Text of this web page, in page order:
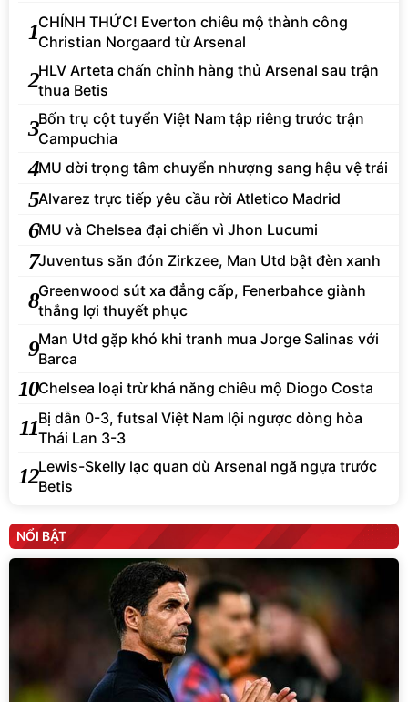
1CHÍNH THỨC! Everton chiêu mộ thành công
Christian Norgaard từ Arsenal
2HLV Arteta chấn chỉnh hàng thủ Arsenal sau trận
thua Betis
3Bốn trụ cột tuyển Việt Nam tập riêng trước trận
Campuchia
4MU dời trọng tâm chuyển nhượng sang hậu vệ trái
5Alvarez trực tiếp yêu cầu rời Atletico Madrid
6MU và Chelsea đại chiến vì Jhon Lucumi
7Juventus săn đón Zirkzee, Man Utd bật đèn xanh
8Greenwood sút xa đẳng cấp, Fenerbahce giành
thắng lợi thuyết phục
9Man Utd gặp khó khi tranh mua Jorge Salinas với
Barca
10Chelsea loại trừ khả năng chiêu mộ Diogo Costa
11Bị dẫn 0-3, futsal Việt Nam lội ngược dòng hòa
Thái Lan 3-3
12Lewis-Skelly lạc quan dù Arsenal ngã ngựa trước
Betis
NỔI BẬT